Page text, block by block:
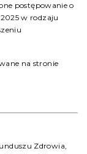
postępowanie o
w rodzaju
na stronie
Zdrowia,